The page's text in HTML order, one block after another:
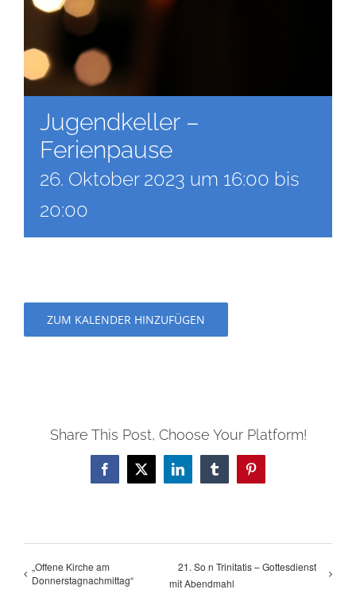
Jugendkeller –
Ferienpause
26. Oktober 2023 um 16:00 bis
20:00
ZUM KALENDER HINZUFÜGEN
Share This Post, Choose Your Platform!
Facebook
X LinkedInTumblrPinterest
„Offene Kirche am
Donnerstagnachmittag“
21. So n Trinitatis – Gottesdienst
mit Abendmahl